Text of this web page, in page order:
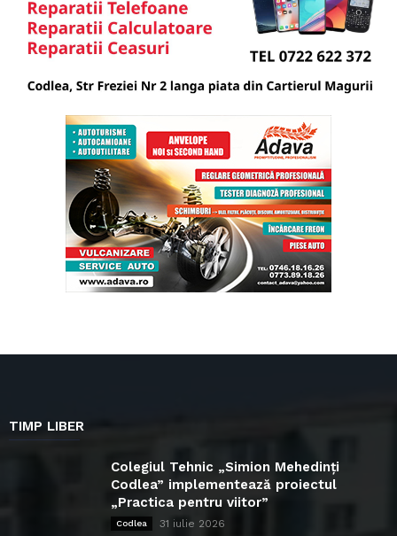
TIMP LIBER
Colegiul Tehnic „Simion Mehedinți
Codlea” implementează proiectul
„Practica pentru viitor”
Codlea 31 iulie 2026